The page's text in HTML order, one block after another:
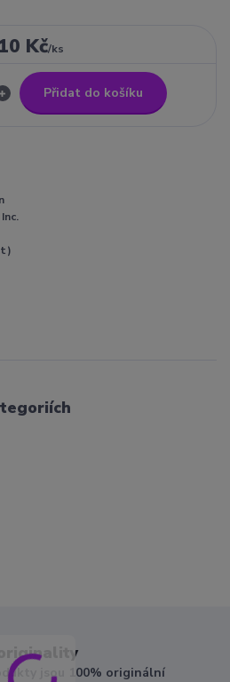
Kč/ks
Přidat do košíku
jsou 100% originální